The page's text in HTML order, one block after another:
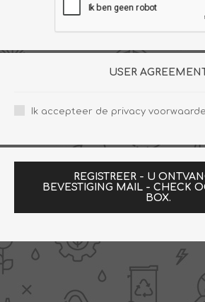
USER
Ik accepteer de privacy
REGISTREER - U
BEVESTIGING MAIL - CHECK
BOX.